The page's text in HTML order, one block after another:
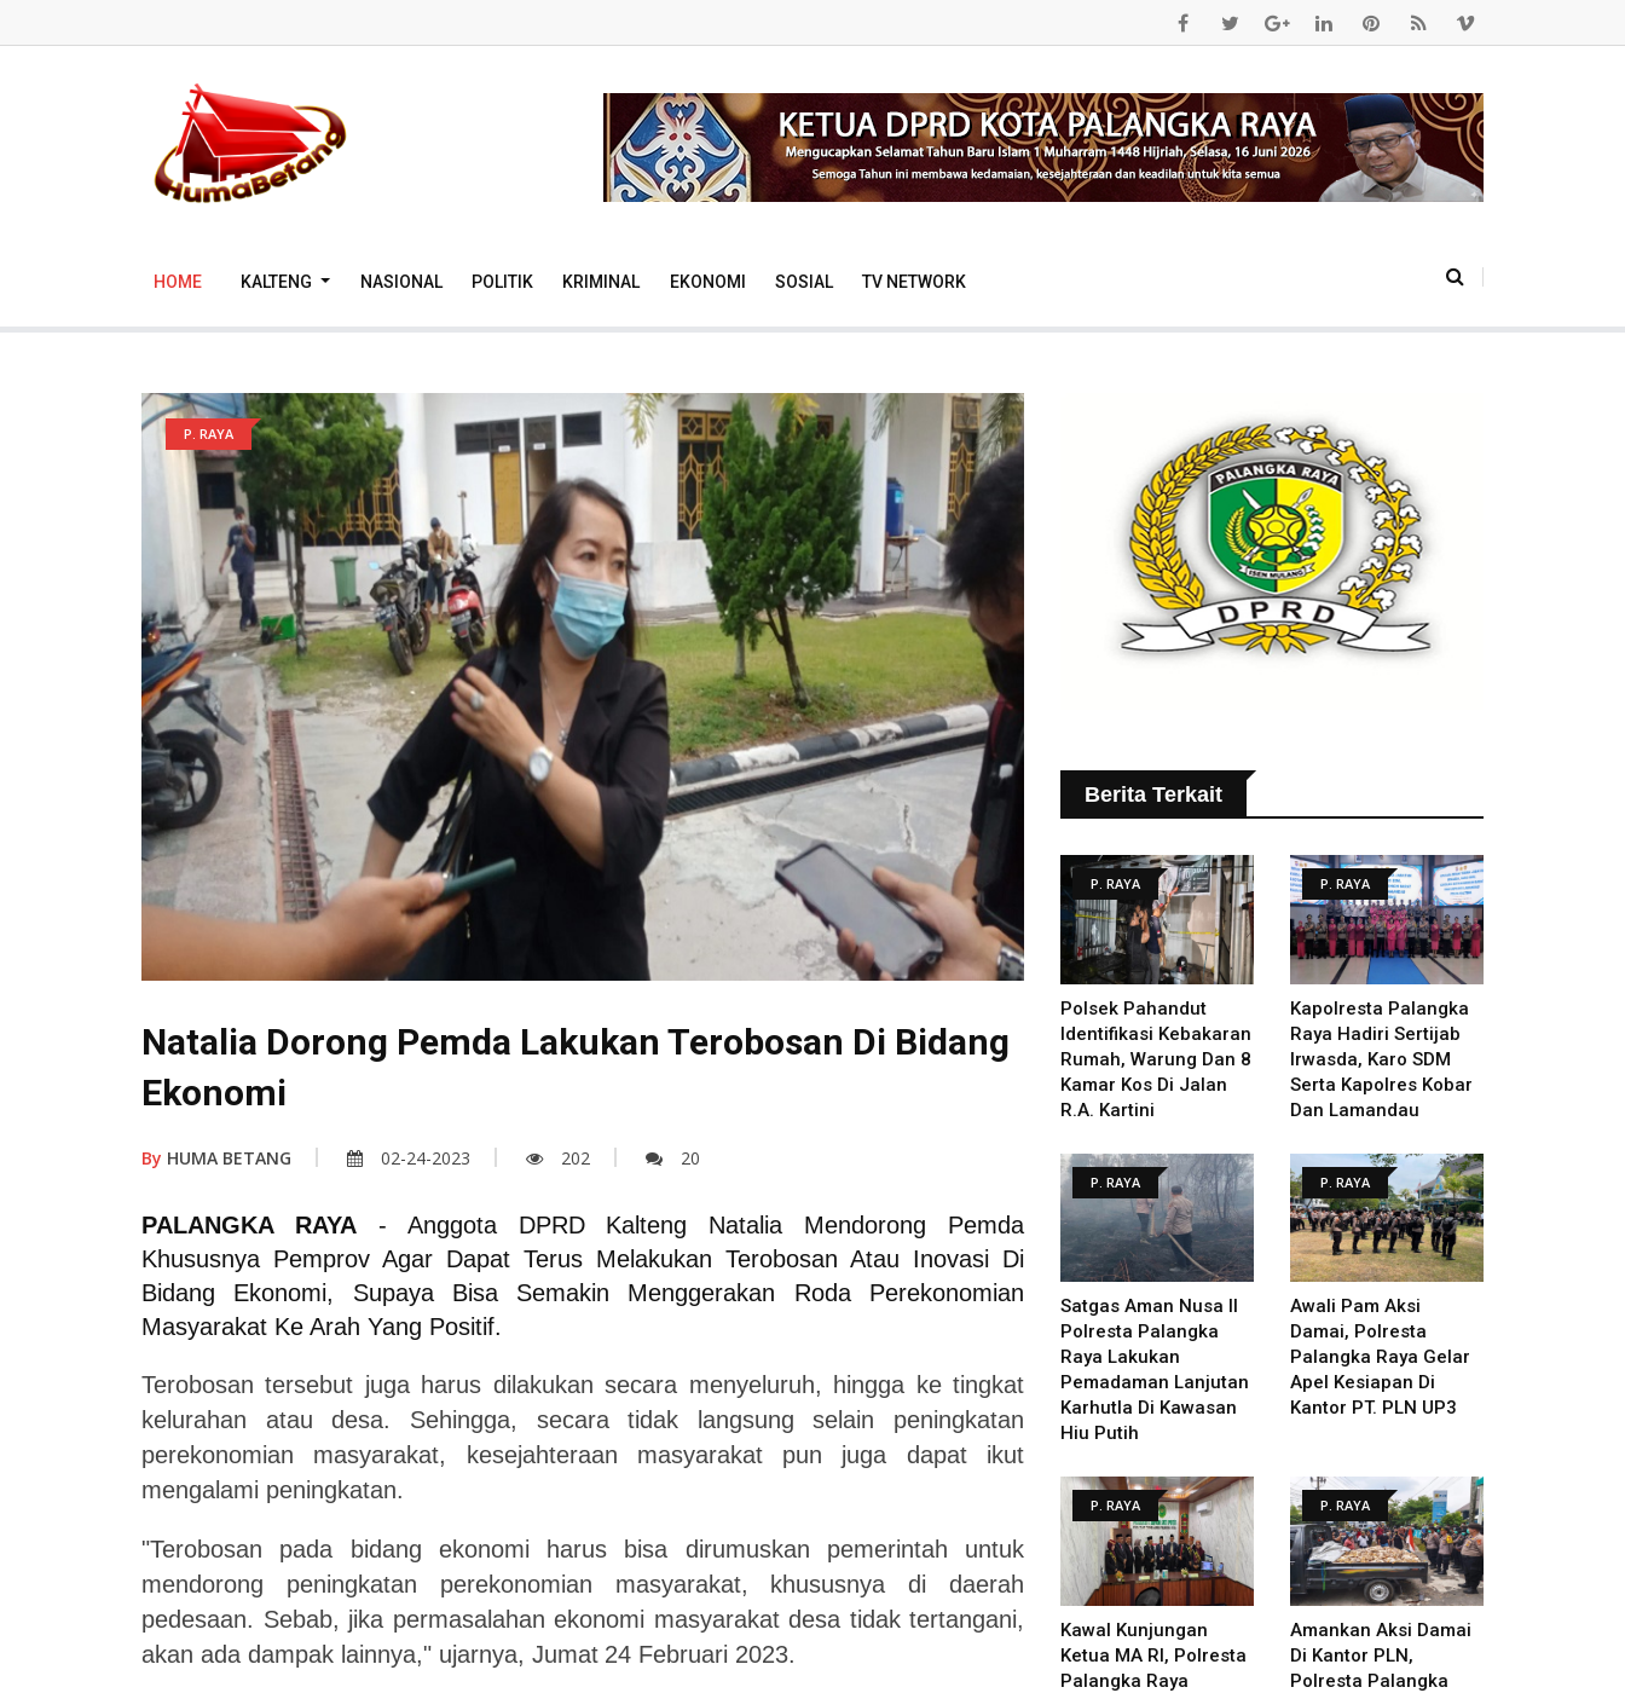
HOME KALTENG NASIONAL POLITIK KRIMINAL EKONOMI SOSIAL TV NETWORK
P. RAYA
Natalia Dorong Pemda Lakukan Terobosan Di Bidang
Ekonomi
By HUMA BETANG 02-24-2023 202 20
PALANGKA RAYA- Anggota DPRD Kalteng Natalia Mendorong Pemda
Khususnya Pemprov Agar Dapat Terus Melakukan Terobosan Atau Inovasi Di
Bidang Ekonomi, Supaya Bisa Semakin Menggerakan Roda Perekonomian
Masyarakat Ke Arah Yang Positif.
Terobosan tersebut juga harus dilakukan secara menyeluruh, hingga ke tingkat
kelurahan atau desa. Sehingga, secara tidak langsung selain peningkatan
perekonomian masyarakat, kesejahteraan masyarakat pun juga dapat ikut
mengalami peningkatan.
"Terobosan pada bidang ekonomi harus bisa dirumuskan pemerintah untuk
mendorong peningkatan perekonomian masyarakat, khususnya di daerah
pedesaan. Sebab, jika permasalahan ekonomi masyarakat desa tidak tertangani,
akan ada dampak lainnya," ujarnya, Jumat 24 Februari 2023.
Berita Terkait
P. RAYA
Polsek Pahandut
Identifikasi Kebakaran
Rumah, Warung Dan 8
Kamar Kos Di Jalan
R.A. Kartini
P. RAYA
Kapolresta Palangka
Raya Hadiri Sertijab
Irwasda, Karo SDM
Serta Kapolres Kobar
Dan Lamandau
P. RAYA
Satgas Aman Nusa II
Polresta Palangka
Raya Lakukan
Pemadaman Lanjutan
Karhutla Di Kawasan
Hiu Putih
P. RAYA
Awali Pam Aksi
Damai, Polresta
Palangka Raya Gelar
Apel Kesiapan Di
Kantor PT. PLN UP3
P. RAYA
Kawal Kunjungan
Ketua MA RI, Polresta
Palangka Raya
P. RAYA
Amankan Aksi Damai
Di Kantor PLN,
Polresta Palangka